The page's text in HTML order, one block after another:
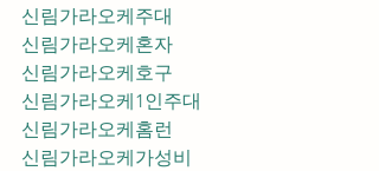
신림가라오케주대
신림가라오케혼자
신림가라오케호구
신림가라오케1인주대
신림가라오케홈런
신림가라오케가성비